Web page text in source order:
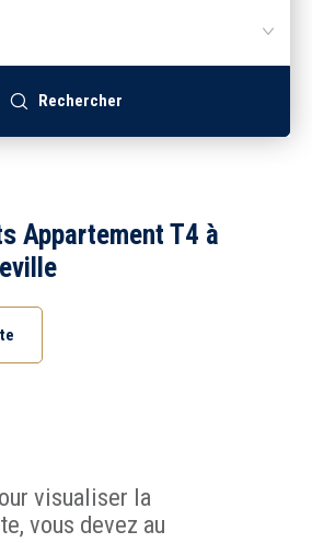
Rechercher
Appartement T4 à
visualiser la
vous devez au